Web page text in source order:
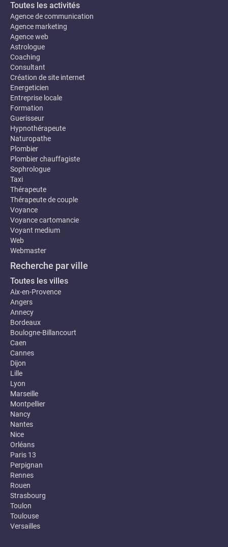
Toutes les activités
Agence de communication
Agence marketing
Agence web
Astrologue
Coaching
Consultant
Création de site internet
Energeticien
Entreprise locale
Formation
Guerisseur
Hypnothérapeute
Naturopathe
Plombier
Plombier chauffagiste
Sophrologue
Taxi
Thérapeute
Thérapeute de couple
Voyance
Voyance cartomancie
Voyant medium
Web
Webmaster
Recherche par ville
Toutes les villes
Aix-en-Provence
Angers
Annecy
Bordeaux
Boulogne-Billancourt
Caen
Cannes
Dijon
Lille
Lyon
Marseille
Montpellier
Nancy
Nantes
Nice
Orléans
Paris 13
Perpignan
Rennes
Rouen
Strasbourg
Toulon
Toulouse
Versailles